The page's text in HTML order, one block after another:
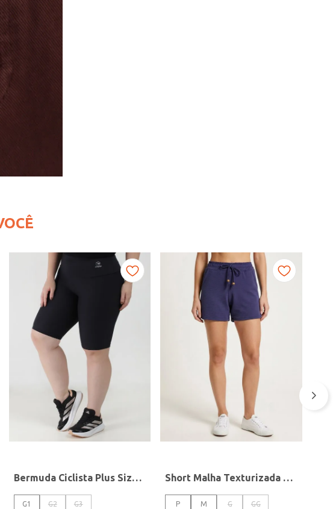
Bermuda Ciclista Plus Size Feminina Preto
G1 G2 G3
Short Malha Texturizada Feminina AZUL
P M G GG